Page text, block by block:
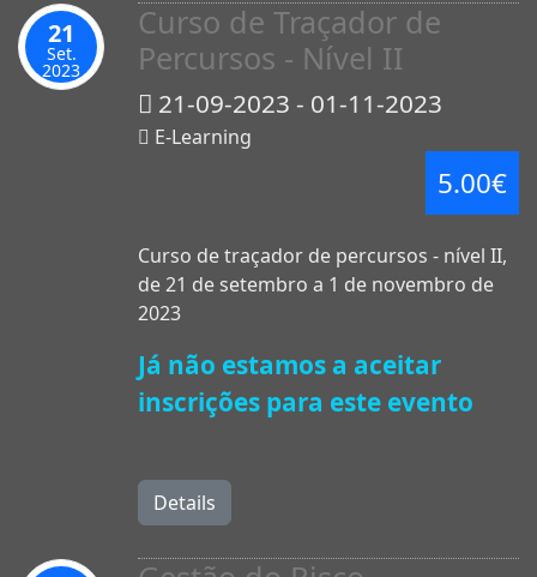
21
Set.
2023
Curso de Traçador de
Percursos - Nível II
21-09-2023 - 01-11-2023
E-Learning
5.00€
Curso de traçador de percursos - nível II,
de 21 de setembro a 1 de novembro de
2023
Já não estamos a aceitar
inscrições para este evento
Details